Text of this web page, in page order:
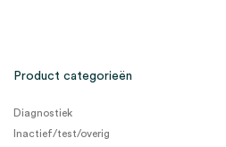
Product categorieën
Diagnostiek
Inactief/test/overig